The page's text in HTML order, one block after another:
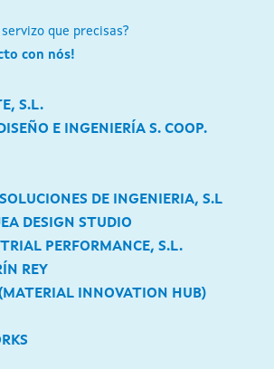
que precisas?
con nós!
S.L.
E INGENIERÍA S. COOP.
DE INGENIERIA, S.L
DESIGN STUDIO
PERFORMANCE, S.L.
REY
INNOVATION HUB)